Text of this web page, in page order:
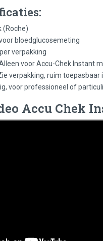
(Roche)
bloedglucosemeting
verpakking
voor Accu-Chek Instant
verpakking, ruim
voor professioneel of
Accu Chek